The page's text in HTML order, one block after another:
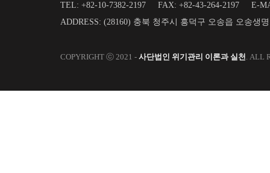
TEL: +82-10-7382-2197
FAX: +82-43-264-2197
E-
ADDRESS: (28160) 충북 청주시 흥덕구 오송읍 오송생
COPYRIGHT ⓒ 2021 - 사단법인 위기관리 이론과 실천. ALL